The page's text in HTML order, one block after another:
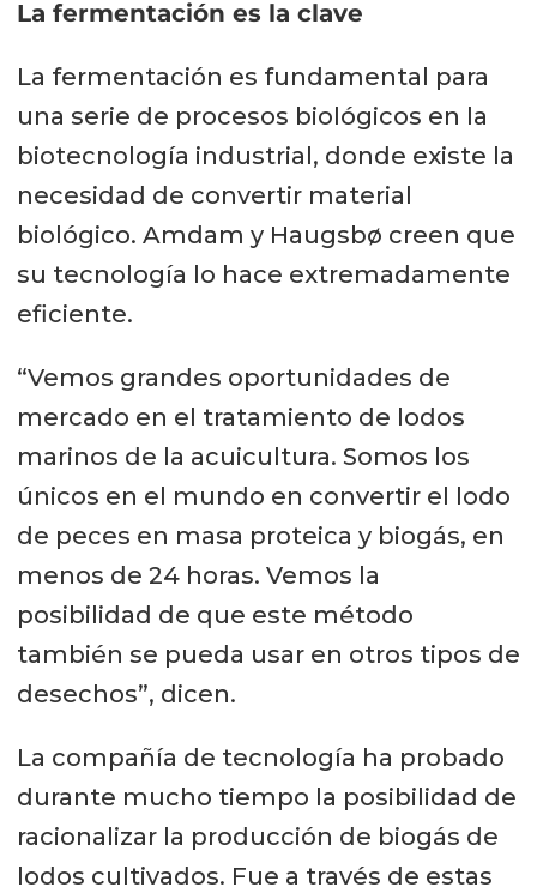
La fermentación es la clave
La fermentación es fundamental para
una serie de procesos biológicos en la
biotecnología industrial, donde existe la
necesidad de convertir material
biológico. Amdam y Haugsbø creen que
su tecnología lo hace extremadamente
eficiente.
“Vemos grandes oportunidades de
mercado en el tratamiento de lodos
marinos de la acuicultura. Somos los
únicos en el mundo en convertir el lodo
de peces en masa proteica y biogás, en
menos de 24 horas. Vemos la
posibilidad de que este método
también se pueda usar en otros tipos de
desechos”, dicen.
La compañía de tecnología ha probado
durante mucho tiempo la posibilidad de
racionalizar la producción de biogás de
lodos cultivados. Fue a través de estas